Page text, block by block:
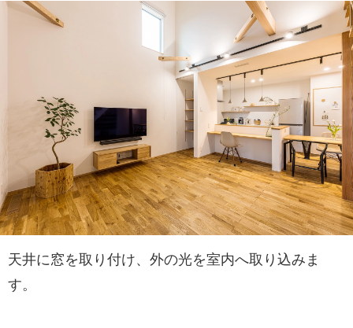
天井に窓を取り付け、外の光を室内へ取り込みま
す。